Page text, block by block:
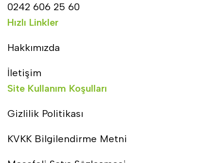
0242 606 25 60
Hızlı Linkler
Hakkımızda
İletişim
Site Kullanım Koşulları
Gizlilik Politikası
KVKK Bilgilendirme Metni